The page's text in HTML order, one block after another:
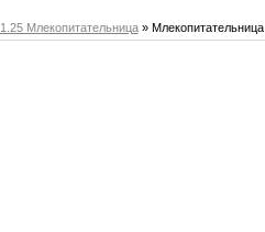
1.25 Млекопитательница» Млекопитательница